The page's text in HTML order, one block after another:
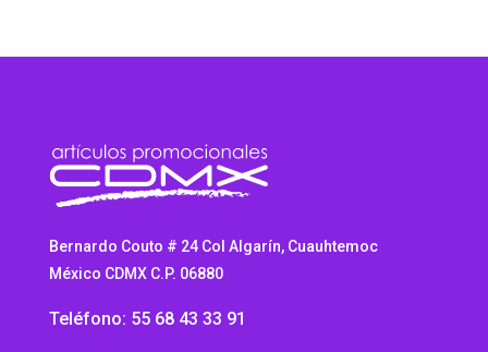
Bernardo Couto # 24 Col Algarín, Cuauhtemoc
México CDMX C.P. 06880
Teléfono: 55 68 43 33 91